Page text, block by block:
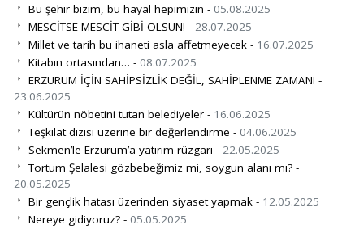
Bu şehir bizim, bu hayal hepimizin - 05.08.2025
MESCİTSE MESCİT GİBİ OLSUN! - 28.07.2025
Millet ve tarih bu ihaneti asla affetmeyecek - 16.07.2025
Kitabın ortasından… - 08.07.2025
ERZURUM İÇİN SAHİPSİZLİK DEĞİL, SAHİPLENME ZAMANI -
23.06.2025
Kültürün nöbetini tutan belediyeler - 16.06.2025
Teşkilat dizisi üzerine bir değerlendirme - 04.06.2025
Sekmen’le Erzurum’a yatırım rüzgarı - 22.05.2025
Tortum Şelalesi gözbebeğimiz mi, soygun alanı mı? -
20.05.2025
Bir gençlik hatası üzerinden siyaset yapmak - 12.05.2025
Nereye gidiyoruz? - 05.05.2025